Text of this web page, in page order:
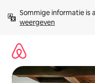
direct
naar
Sommige informatie is
weergeven